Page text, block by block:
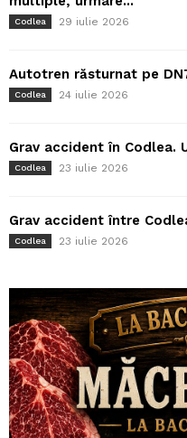
Codlea 29 iulie 2026
Autotren răsturnat pe
Codlea 24 iulie 2026
Grav accident în Codlea.
Codlea 23 iulie 2026
Grav accident între
Codlea 23 iulie 2026